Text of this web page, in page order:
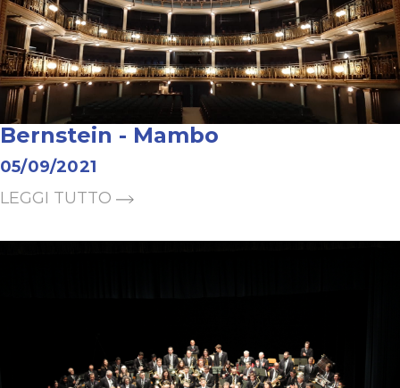
Bernstein - Mambo
05/09/2021
LEGGI TUTTO